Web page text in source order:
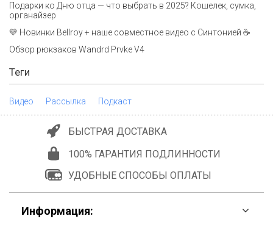
Подарки ко Дню отца — что выбрать в 2025? Кошелек, сумка,
органайзер
💛 Новинки Bellroy + наше совместное видео с Синтонией ☕
Обзор рюкзаков Wandrd Prvke V4
Теги
Видео Рассылка Подкаст
БЫСТРАЯ ДОСТАВКА
100% ГАРАНТИЯ ПОДЛИННОСТИ
УДОБНЫЕ СПОСОБЫ ОПЛАТЫ
Информация: